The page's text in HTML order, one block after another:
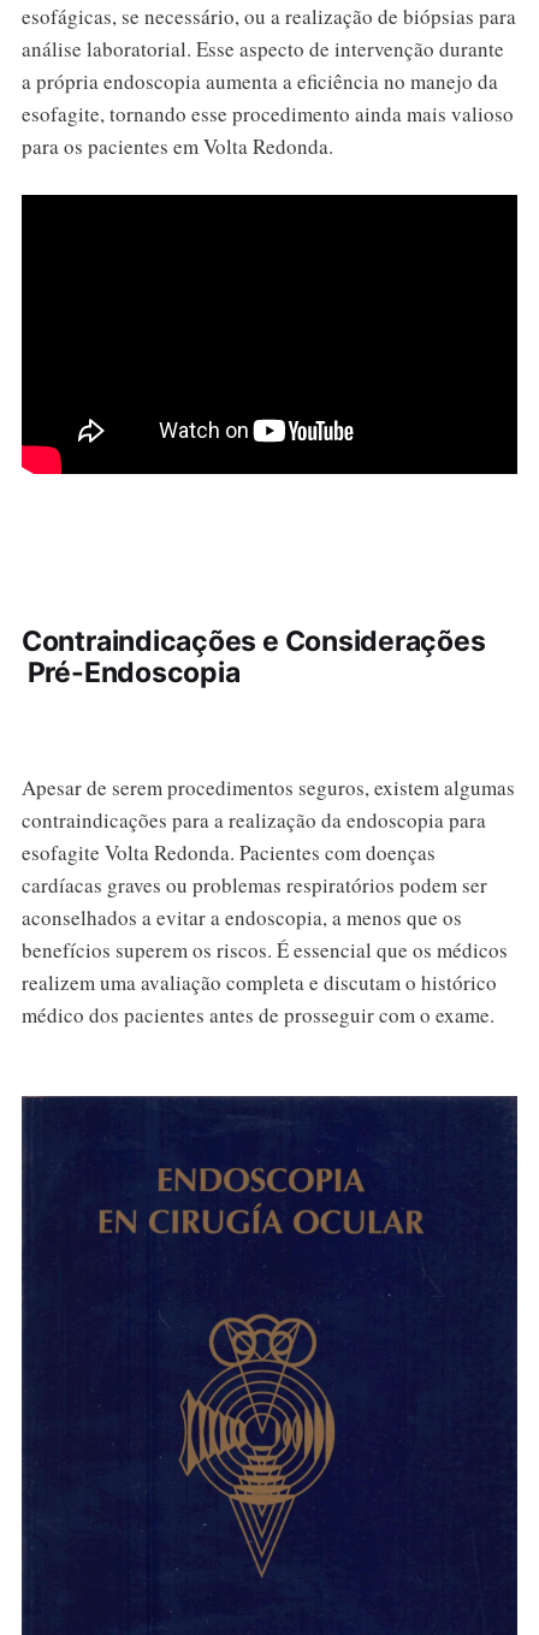
esofágicas, se necessário, ou a realização de biópsias para
análise laboratorial. Esse aspecto de intervenção durante
a própria endoscopia aumenta a eficiência no manejo da
esofagite, tornando esse procedimento ainda mais valioso
para os pacientes em Volta Redonda.
Contraindicações e Considerações
Pré-Endoscopia
Apesar de serem procedimentos seguros, existem algumas
contraindicações para a realização da endoscopia para
esofagite Volta Redonda. Pacientes com doenças
cardíacas graves ou problemas respiratórios podem ser
aconselhados a evitar a endoscopia, a menos que os
benefícios superem os riscos. É essencial que os médicos
realizem uma avaliação completa e discutam o histórico
médico dos pacientes antes de prosseguir com o exame.